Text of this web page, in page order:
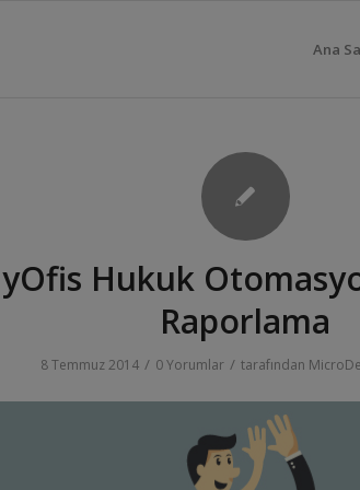
Ana
Hukuk
Raporlama
8 Temmuz 2014 / 0 Yorumlar / tarafından